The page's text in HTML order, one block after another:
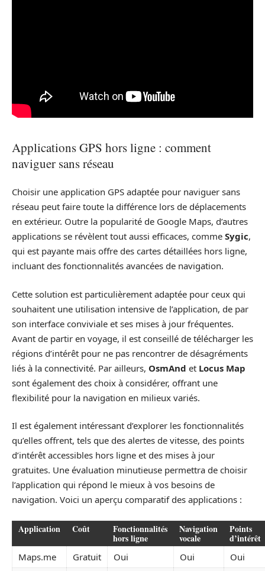
Applications GPS hors ligne : comment
naviguer sans réseau
Choisir une application GPS adaptée pour naviguer sans
réseau peut faire toute la différence lors de déplacements
en extérieur. Outre la popularité de Google Maps, d’autres
applications se révèlent tout aussi efficaces, comme Sygic,
qui est payante mais offre des cartes détaillées hors ligne,
incluant des fonctionnalités avancées de navigation.
Cette solution est particulièrement adaptée pour ceux qui
souhaitent une utilisation intensive de l’application, de par
son interface conviviale et ses mises à jour fréquentes.
Avant de partir en voyage, il est conseillé de télécharger les
régions d’intérêt pour ne pas rencontrer de désagréments
liés à la connectivité. Par ailleurs, OsmAnd et Locus Map
sont également des choix à considérer, offrant une
flexibilité pour la navigation en milieux variés.
Il est également intéressant d’explorer les fonctionnalités
qu’elles offrent, tels que des alertes de vitesse, des points
d’intérêt accessibles hors ligne et des mises à jour
gratuites. Une évaluation minutieuse permettra de choisir
l’application qui répond le mieux à vos besoins de
navigation. Voici un aperçu comparatif des applications :
Application Coût Fonctionnalités
hors ligne
Navigation
vocale
Points
d’intérêt
Maps.me Gratuit Oui Oui
Oui